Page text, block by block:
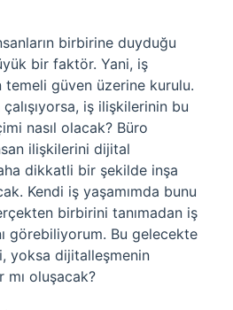
birbirine duyduğu
bir faktör. Yani, iş
temeli güven üzerine kurulu.
iş ilişkilerinin bu
nasıl olacak? Büro
ilişkilerini dijital
dikkatli bir şekilde inşa
Kendi iş yaşamımda bunu
birbirini tanımadan iş
görebiliyorum. Bu gelecekte
yoksa dijitalleşmenin
oluşacak?